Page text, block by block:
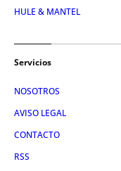
HULE & MANTEL
Servicios
NOSOTROS
AVISO LEGAL
CONTACTO
RSS